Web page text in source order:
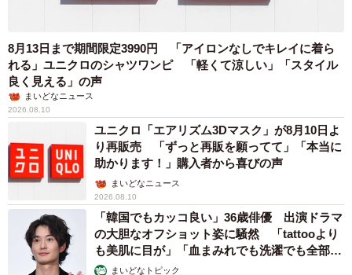
8月13日まで期間限定3990円 「アイロンなしでキレイに着ら
れる」ユニクロのシャツワンピ 「軽くて涼しい」「スタイル
良く見える」の声
まいどなニュース
2026.08.10
ユニクロ「エアリズム3Dマスク」が8月10日よ
り再販売 「ずっと再販を願ってて」「本当に
助かります！」購入者から喜びの声
まいどなニュース
2026.08.10
「韓国でもカッコ良い」36歳俳優 出演ドラマ
の大胆なオフショット姿に騒然 「tattooより
も美肌に目が」「血まみれでも洗濯でも全部か
っこいい」
まいどなトピック